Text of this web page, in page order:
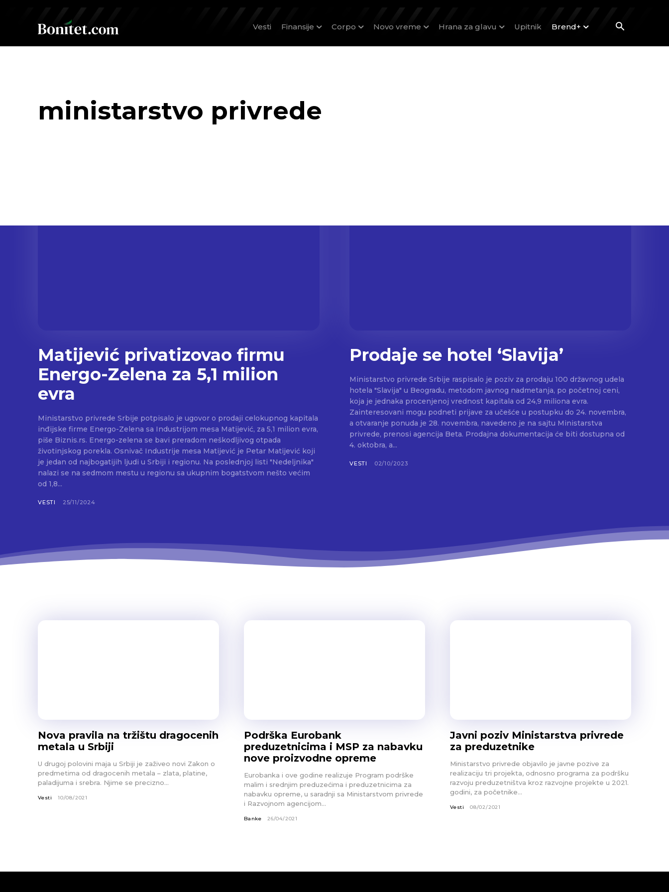
Vesti Finansije Corpo Novo vreme Hrana za glavu Upitnik Brend+
ministarstvo privrede
Matijević privatizovao firmu
Energo-Zelena za 5,1 milion
evra
Ministarstvo privrede Srbije potpisalo je ugovor o prodaji celokupnog kapitala
inđijske firme Energo-Zelena sa Industrijom mesa Matijević, za 5,1 milion evra,
piše Biznis.rs. Energo-zelena se bavi preradom neškodljivog otpada
životinjskog porekla. Osnivač Industrije mesa Matijević je Petar Matijević koji
je jedan od najbogatijih ljudi u Srbiji i regionu. Na poslednjoj listi "Nedeljnika"
nalazi se na sedmom mestu u regionu sa ukupnim bogatstvom nešto većim
od 1,8...
VESTI 25/11/2024
Prodaje se hotel ‘Slavija’
Ministarstvo privrede Srbije raspisalo je poziv za prodaju 100 državnog udela
hotela "Slavija" u Beogradu, metodom javnog nadmetanja, po početnoj ceni,
koja je jednaka procenjenoj vrednost kapitala od 24,9 miliona evra.
Zainteresovani mogu podneti prijave za učešće u postupku do 24. novembra,
a otvaranje ponuda je 28. novembra, navedeno je na sajtu Ministarstva
privrede, prenosi agencija Beta. Prodajna dokumentacija će biti dostupna od
4. oktobra, a...
VESTI 02/10/2023
Nova pravila na tržištu dragocenih
metala u Srbiji
U drugoj polovini maja u Srbiji je zaživeo novi Zakon o
predmetima od dragocenih metala – zlata, platine,
paladijuma i srebra. Njime se precizno...
Vesti 10/08/2021
Podrška Eurobank
preduzetnicima i MSP za nabavku
nove proizvodne opreme
Eurobanka i ove godine realizuje Program podrške
malim i srednjim preduzećima i preduzetnicima za
nabavku opreme, u saradnji sa Ministarstvom privrede
i Razvojnom agencijom...
Banke 26/04/2021
Javni poziv Ministarstva privrede
za preduzetnike
Ministarstvo privrede objavilo je javne pozive za
realizaciju tri projekta, odnosno programa za podršku
razvoju preduzetništva kroz razvojne projekte u 2021.
godini, za početnike...
Vesti 08/02/2021